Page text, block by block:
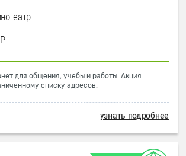
для общения, учебы и работы. Акция
списку адресов.
узнать подробнее